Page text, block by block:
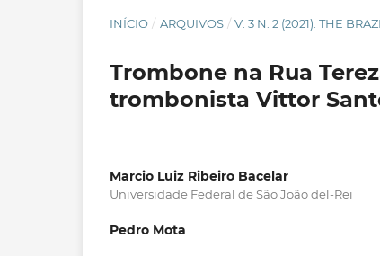
INÍCIO / ARQUIVOS / V. 3 N. 2 (2021): THE
Trombone na Rua
trombonista Vittor
Marcio Luiz Ribeiro Bacelar
Universidade Federal de São João del-Rei
Pedro Mota